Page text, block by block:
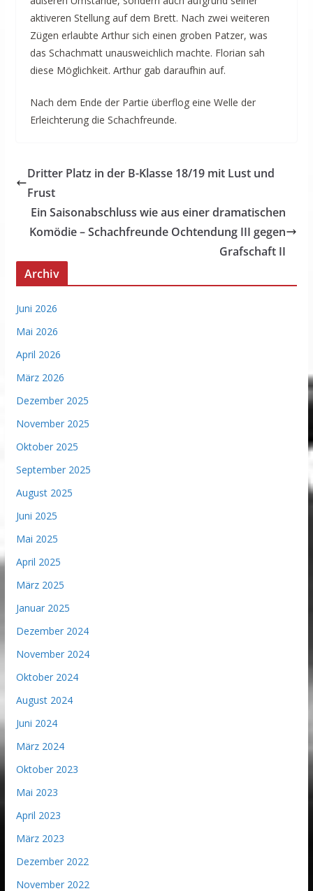
aktiveren Stellung auf dem Brett. Nach zwei weiteren
Zügen erlaubte Arthur sich einen groben Patzer, was
das Schachmatt unausweichlich machte. Florian sah
diese Möglichkeit. Arthur gab daraufhin auf.
Nach dem Ende der Partie überflog eine Welle der
Erleichterung die Schachfreunde.
Dritter Platz in der B-Klasse 18/19 mit Lust und
Frust
Ein Saisonabschluss wie aus einer dramatischen
Komödie – Schachfreunde Ochtendung III gegen
Grafschaft II
Archiv
Juni 2026
Mai 2026
April 2026
März 2026
Dezember 2025
November 2025
Oktober 2025
September 2025
August 2025
Juni 2025
Mai 2025
April 2025
März 2025
Januar 2025
Dezember 2024
November 2024
Oktober 2024
August 2024
Juni 2024
März 2024
Oktober 2023
Mai 2023
April 2023
März 2023
Dezember 2022
November 2022